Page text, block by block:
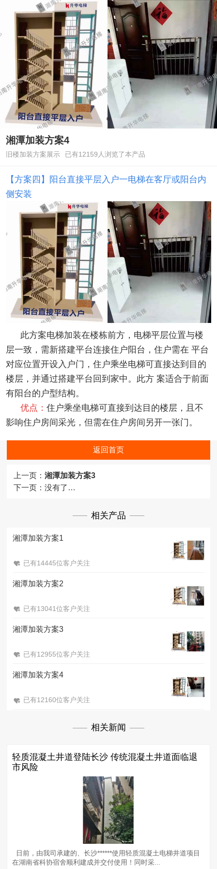
湘潭加装方案4
旧楼加装方案展示 已有12159人浏览了本产品
【方案四】阳台直接平层入户一电梯在客厅或阳台内
侧安装
此方案电梯加装在楼栋前方，电梯平层位置与楼
层一致，需新搭建平台连接住户阳台，住户需在 平台
对应位置开设入户门，住户乘坐电梯可直接达到目的
楼层，并通过搭建平台回到家中。此方 案适合于前面
有阳台的户型结构。
优点： 住户乘坐电梯可直接到达目的楼层，且不
影响住户房间采光，但需在住户房间另开一张门。
返回首页
上一页： 湘潭加装方案3
下一页： 没有了…
相关产品
湘潭加装方案1
已有14445位客户关注
湘潭加装方案2
已有13041位客户关注
湘潭加装方案3
已有12955位客户关注
湘潭加装方案4
已有12160位客户关注
相关新闻
轻质混凝土井道登陆长沙 传统混凝土井道面临退
市风险
日前，由我司承建的、长沙******使用轻质混凝土电梯井道项目
在湖南省科协宿舍顺利建成并交付使用！同时采...